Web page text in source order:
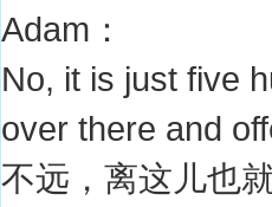
Adam：
No, it is just five
over there and
不远，离这儿也